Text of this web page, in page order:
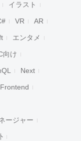
イラスト
VR AR
エンタメ
向け
Next
Frontend
ージャー